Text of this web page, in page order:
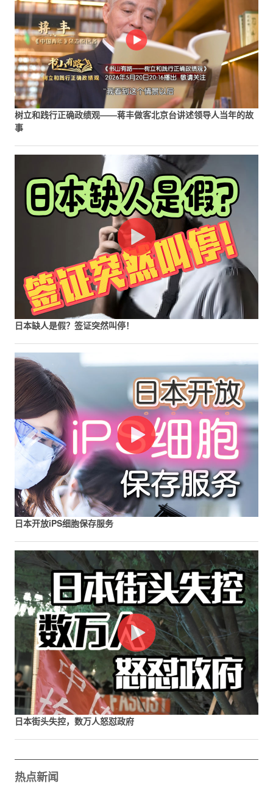
树立和践行正确政绩观——蒋丰做客北京台讲述领导人当年的故
事
日本缺人是假？签证突然叫停！
日本开放iPS细胞保存服务
日本街头失控，数万人怒怼政府
热点新闻